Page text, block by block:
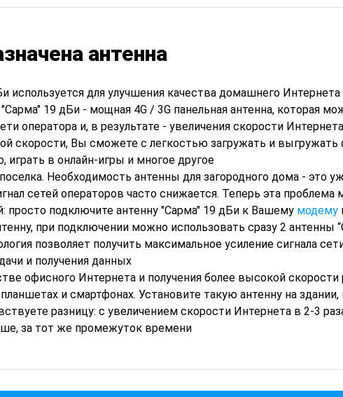
антенна
используется для улучшения качества домашнего Интернета
19 дБи - мощная 4G / 3G панельная антенна, которая
оператора и, в результате - увеличения скорости
скорости, Вы сможете с легкостью загружать и выгружать
в онлайн-игры и многое другое
Необходимость антенны для загородного дома - это
сетей операторов часто снижается. Теперь эта проблема
подключите антенну "Сарма" 19 дБи к Вашему модему
при подключении можно использовать сразу 2 антенны
позволяет получить максимальное усиление сигнала
и получения данных
офисного Интернета и получения более высокой скорости
и смартфонах. Установите такую антенну на
разницу: с увеличением скорости Интернета в 2-3
за тот же промежуток времени